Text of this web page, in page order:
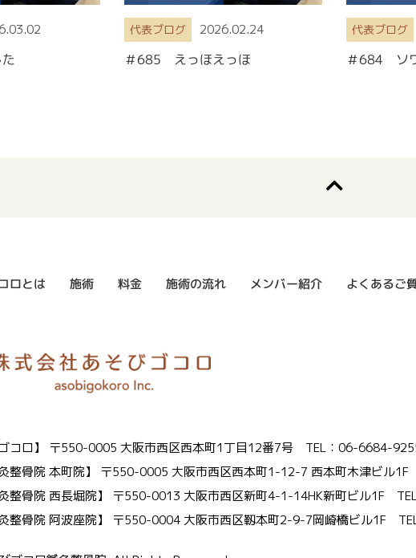
代表ブログ 2026.02.24
＃685 えっほえっほ
代表ブログ
＃684 ソ
ロとは 施術 料金 施術の流れ メンバー紹介 よくあるご
コロ】 〒550-0005 大阪市西区西本町1丁目12番7号 TEL：06-6684-
整骨院 本町院】
〒550-0005 大阪市西区西本町1-12-7 西本町木津ビル1F
整骨院 西長堀院】
〒550-0013 大阪市西区新町4-1-14HK新町ビル1F
整骨院 阿波座院】
〒550-0004 大阪市西区靱本町2-9-7岡崎橋ビル1F